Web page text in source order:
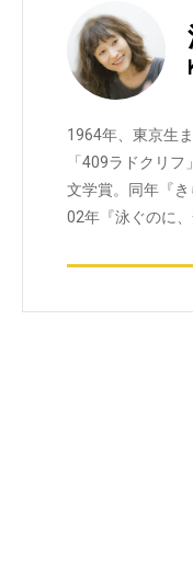
1964年、東京生
「409ラドクリ
文学賞。同年『
02年『泳ぐのに